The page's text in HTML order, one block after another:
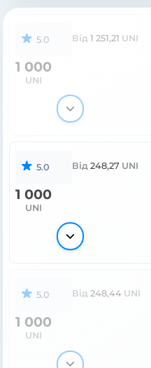
5.0 Від 1 251,21 UNI
1 000
UNI
5.0 Від 248,27 UNI
1 000
UNI
5.0 Від 248,44 UNI
1 000
UNI